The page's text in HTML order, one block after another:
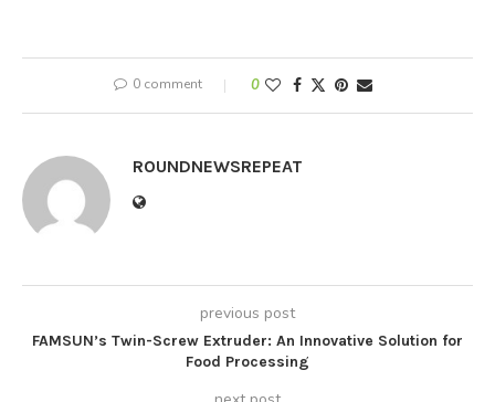
0 comment 0
ROUNDNEWSREPEAT
previous post
FAMSUN’s Twin-Screw Extruder: An Innovative Solution for
Food Processing